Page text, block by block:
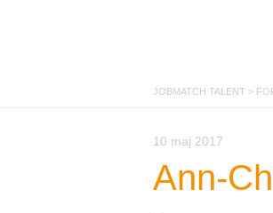
JOBMATCH TALENT >
10 maj 2017
Ann-